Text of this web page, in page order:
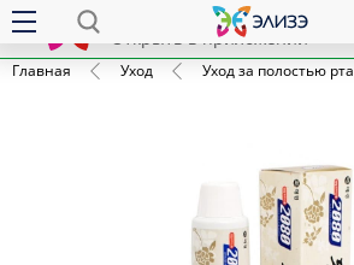
x
Открыть в приложении
Главная Уход Уход за полостью рта